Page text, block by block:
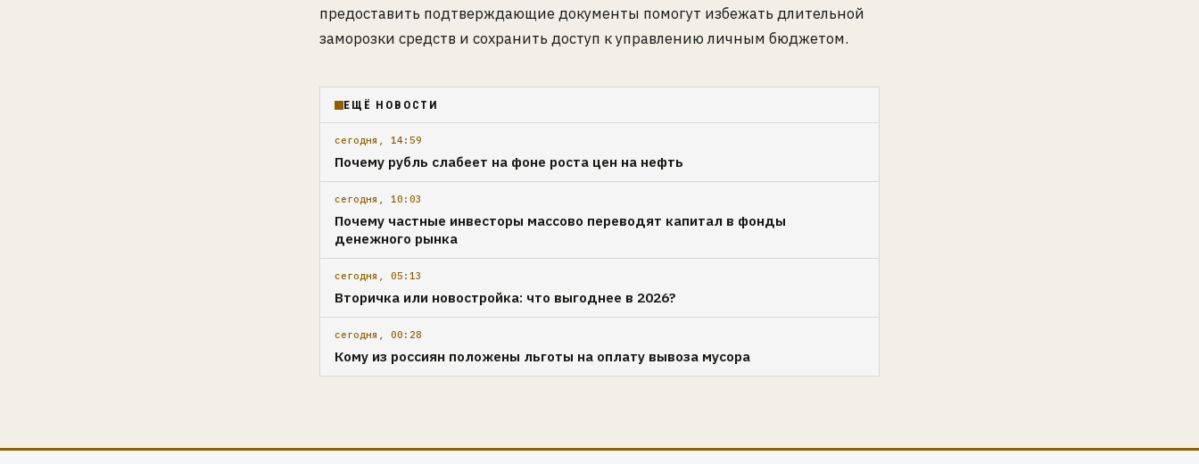
предоставить подтверждающие документы помогут избежать длительной
заморозки средств и сохранить доступ к управлению личным бюджетом.
ЕЩЁ НОВОСТИ
сегодня, 14:59
Почему рубль слабеет на фоне роста цен на нефть
сегодня, 10:03
Почему частные инвесторы массово переводят капитал в фонды
денежного рынка
сегодня, 05:13
Вторичка или новостройка: что выгоднее в 2026?
сегодня, 00:28
Кому из россиян положены льготы на оплату вывоза мусора